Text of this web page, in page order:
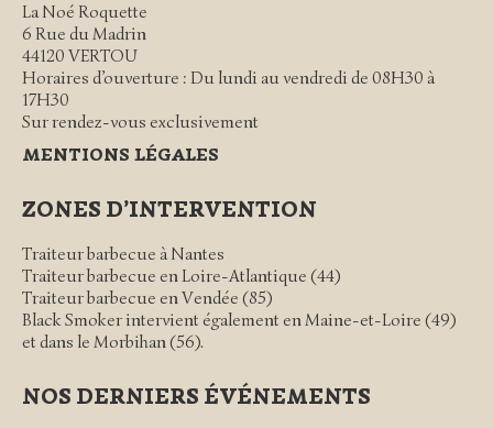
La Noé Roquette
6 Rue du Madrin
44120 VERTOU
Horaires d’ouverture : Du lundi au vendredi de 08H30 à
17H30
Sur rendez-vous exclusivement
MENTIONS LÉGALES
ZONES D’INTERVENTION
Traiteur barbecue à Nantes
Traiteur barbecue en Loire-Atlantique (44)
Traiteur barbecue en Vendée (85)
Black Smoker intervient également en Maine-et-Loire (49)
et dans le Morbihan (56).
NOS DERNIERS ÉVÉNEMENTS